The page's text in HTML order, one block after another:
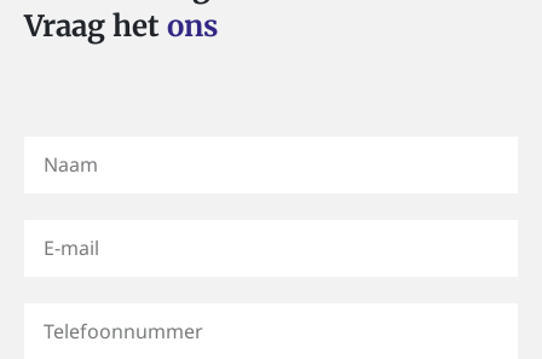
Vraag hetons